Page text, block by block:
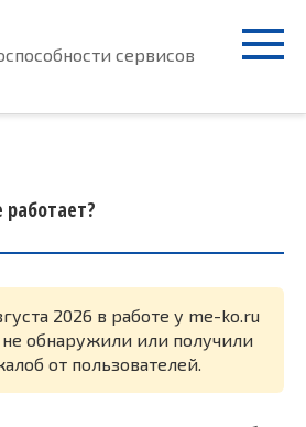
сервисов
работает?
2026 в работе у me-ko.ru
обнаружили или получили
от пользователей.